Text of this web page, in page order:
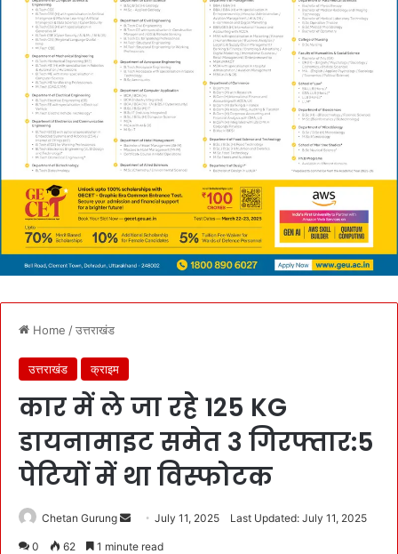
Home /उत्तराखंड
उत्तराखंड क्राइम
कार में ले जा रहे 125 KG
डायनामाइट समेत 3 गिरफ्तार:5
पेटियों में था विस्फोटक
Chetan Gurung July 11, 2025 Last Updated: July 11, 2025
0 62 1 minute read